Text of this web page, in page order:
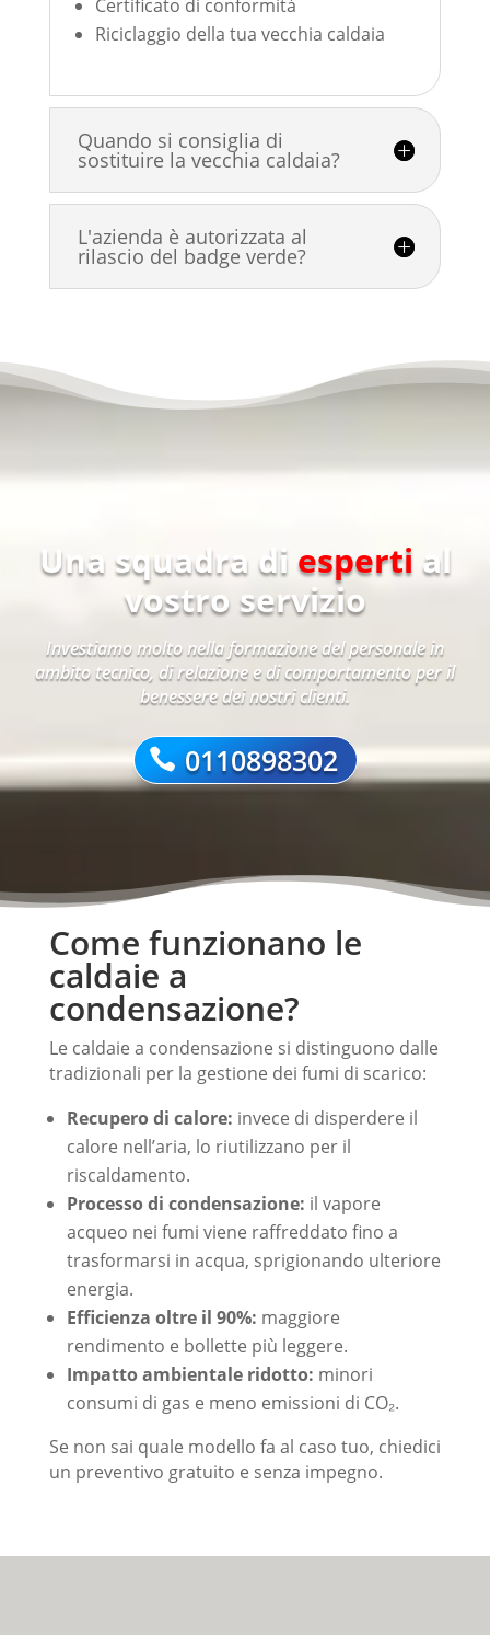
Certificato di conformità
Riciclaggio della tua vecchia caldaia
Quando si consiglia di
sostituire la vecchia caldaia?
L'azienda è autorizzata al
rilascio del badge verde?
Una squadra di esperti al
vostro servizio
Investiamo molto nella formazione del personale in
ambito tecnico, di relazione e di comportamento per il
benessere dei nostri clienti.
0110898302
Come funzionano le
caldaie a
condensazione?
Le caldaie a condensazione si distinguono dalle
tradizionali per la gestione dei fumi di scarico:
Recupero di calore: invece di disperdere il
calore nell’aria, lo riutilizzano per il
riscaldamento.
Processo di condensazione: il vapore
acqueo nei fumi viene raffreddato fino a
trasformarsi in acqua, sprigionando ulteriore
energia.
Efficienza oltre il 90%: maggiore
rendimento e bollette più leggere.
Impatto ambientale ridotto: minori
consumi di gas e meno emissioni di CO₂.
Se non sai quale modello fa al caso tuo, chiedici
un preventivo gratuito e senza impegno.